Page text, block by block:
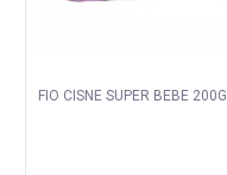
FIO CISNE SUPER BEBE 200G